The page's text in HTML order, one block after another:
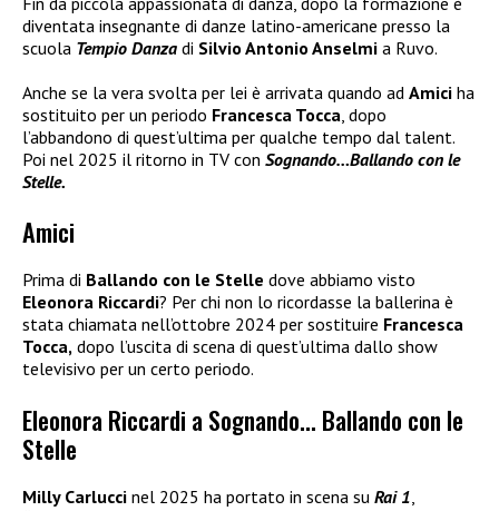
diventata insegnante di danze latino-americane presso la
scuola Tempio Danza di Silvio Antonio Anselmi a Ruvo.
Anche se la vera svolta per lei è arrivata quando ad Amici ha
sostituito per un periodo Francesca Tocca , dopo
l’abbandono di quest’ultima per qualche tempo dal talent.
Poi nel 2025 il ritorno in TV con Sognando…Ballando con le
Stelle.
Amici
Prima di Ballando con le Stelle dove abbiamo visto
Eleonora Riccardi? Per chi non lo ricordasse la ballerina è
stata chiamata nell’ottobre 2024 per sostituire Francesca
Tocca, dopo l’uscita di scena di quest’ultima dallo show
televisivo per un certo periodo.
Eleonora Riccardi a Sognando… Ballando con le
Stelle
Milly Carlucci nel 2025 ha portato in scena su Rai 1